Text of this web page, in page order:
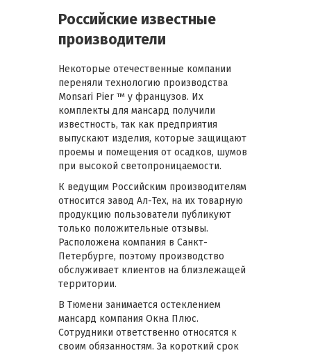
Российские известные
производители
Некоторые отечественные компании
переняли технологию производства
Monsari Pier ™ у французов. Их
комплекты для мансард получили
известность, так как предприятия
выпускают изделия, которые защищают
проемы и помещения от осадков, шумов
при высокой светопроницаемости.
К ведущим Российским производителям
относится завод Ал-Тех, на их товарную
продукцию пользователи публикуют
только положительные отзывы.
Расположена компания в Санкт-
Петербурге, поэтому производство
обслуживает клиентов на близлежащей
территории.
В Тюмени занимается остеклением
мансард компания Окна Плюс.
Сотрудники ответственно относятся к
своим обязанностям. За короткий срок